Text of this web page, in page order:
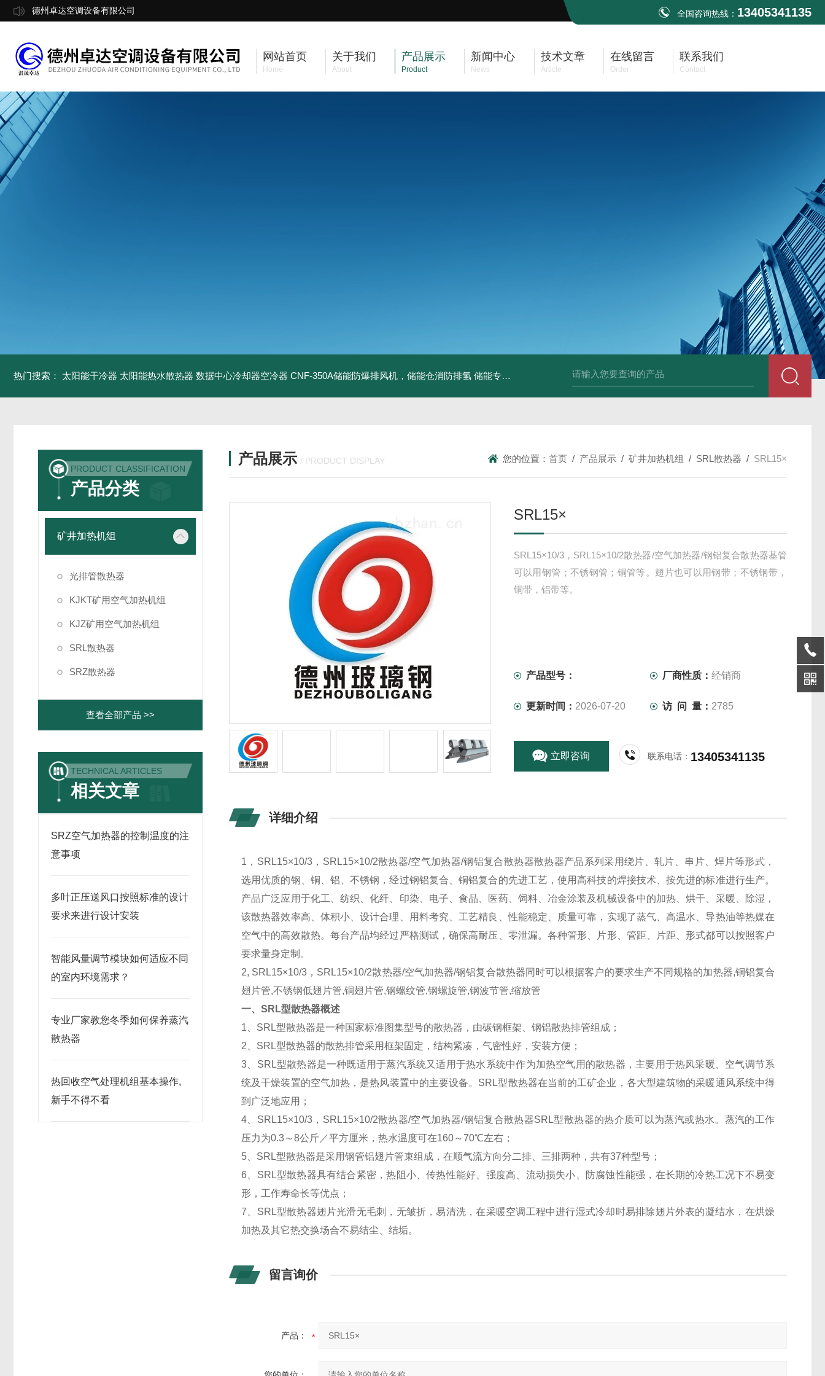
德州卓达空调设备有限公司 全国咨询热线： 13405341135
网站首页
Home
关于我们
About
产品展示
Product
新闻中心
News
技术文章
Article
在线留言
Order
联系我们
Contact
热门搜索： 太阳能干冷器 太阳能热水散热器 数据中心冷却器空冷器 CNF-350A储能防爆排风机，储能仓消防排氢 储能专用风机 储能箱风机 储能柜专用风机 PF-200/300/400/500排气扇/卫生间通风器
PRODUCT CLASSIFICATION
产品分类
矿井加热机组
光排管散热器
KJKT矿用空气加热机组
KJZ矿用空气加热机组
SRL散热器
SRZ散热器
查看全部产品 >>
TECHNICAL ARTICLES
相关文章
SRZ空气加热器的控制温度的注
意事项
多叶正压送风口按照标准的设计
要求来进行设计安装
智能风量调节模块如何适应不同
的室内环境需求？
专业厂家教您冬季如何保养蒸汽
散热器
热回收空气处理机组基本操作,
新手不得不看
产品展示 / PRODUCT DISPLAY 您的位置： 首页 / 产品展示 / 矿井加热机组 / SRL散热器 / SRL15×
SRL15×
SRL15×10/3，SRL15×10/2散热器/空气加热器/钢铝复合散热器基管
可以用钢管；不锈钢管；铜管等。翅片也可以用钢带；不锈钢带，
铜带，铝带等。
产品型号： 厂商性质：经销商
更新时间： 2026-07-20 访 问 量： 2785
立即咨询 联系电话： 13405341135
详细介绍
1， SRL15×10/3，SRL15×10/2散热器/空气加热器/钢铝复合散热器散热器产品系列采用绕片、轧片、串片、焊片等形式，
选用优质的钢、铜、铝、不锈钢，经过钢铝复合、铜铝复合的先进工艺，使用高科技的焊接技术、按先进的标准进行生产。
产品广泛应用于化工、纺织、化纤、印染、电子、食品、医药、饲料、冶金涂装及机械设备中的加热、烘干、采暖、除湿，
该散热器效率高、体积小、设计合理、用料考究、工艺精良、性能稳定、质量可靠，实现了蒸气、高温水、导热油等热媒在
空气中的高效散热。每台产品均经过严格测试，确保高耐压、零泄漏。各种管形、片形、管距、片距、形式都可以按照客户
要求量身定制。
2, SRL15×10/3，SRL15×10/2散热器/空气加热器/钢铝复合散热器同时可以根据客户的要求生产不同规格的加热器,铜铝复合
翅片管,不锈钢低翅片管,铜翅片管,钢螺纹管,钢螺旋管,钢波节管,缩放管
一、SRL型散热器概述
1
SRL型散热器是一种国家标准图集型号的散热器，由碳钢框架、钢铝散热排管组成；
2
SRL型散热器的散热排管采用框架固定，结构紧凑，气密性好，安装方便；
3
SRL型散热器是一种既适用于蒸汽系统又适用于热水系统中作为加热空气用的散热器，主要用于热风采暖、空气调节系
统及干燥装置的空气加热，是热风装置中的主要设备。SRL型散热器在当前的工矿企业，各大型建筑物的采暖通风系统中得
到广泛地应用；
4
SRL15×10/3，SRL15×10/2散热器/空气加热器/钢铝复合散热器SRL型散热器的热介质可以为蒸汽或热水。蒸汽的工作
压力为0.3～8公斤／平方厘米，热水温度可在160～70℃左右；
5 、SRL型散热器是采用钢管铝翅片管束组成，在顺气流方向分二排、三排两种，共有37种型号；
6
SRL型散热器具有结合紧密，热阻小、传热性能好、强度高、流动损失小、防腐蚀性能强，在长期的冷热工况下不易变
形，工作寿命长等优点；
7
SRL型散热器翅片光滑无毛刺，无皱折，易清洗，在采暖空调工程中进行湿式冷却时易排除翅片外表的凝结水，在烘燥
加热及其它热交换场合不易结尘、结垢。
留言询价
产品：